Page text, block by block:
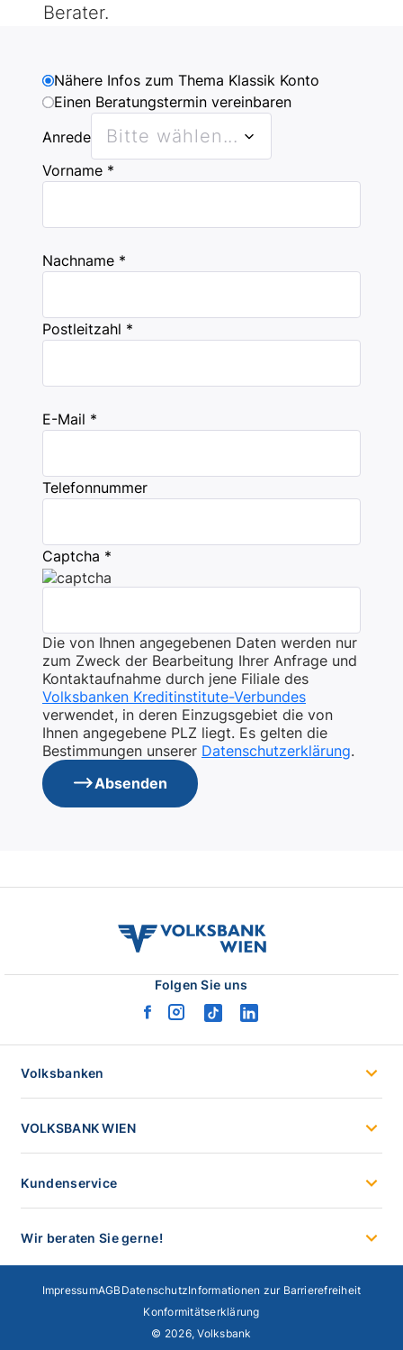
Berater.
Why
are
you
contacting
us?
Nähere Infos zum Thema Klassik Konto
Einen Beratungstermin vereinbaren
Anrede
Bitte wählen...
Vorname *
Nachname *
Postleitzahl *
E-Mail *
Telefonnummer
Captcha *
Die von Ihnen angegebenen Daten werden nur
zum Zweck der Bearbeitung Ihrer Anfrage und
Kontaktaufnahme durch jene Filiale des
Volksbanken Kreditinstitute-Verbundes
verwendet, in deren Einzugsgebiet die von
Ihnen angegebene PLZ liegt. Es gelten die
Bestimmungen unserer Datenschutzerklärung.
Absenden
volksbank
wien
Folgen Sie uns
facebook
instagram
tiktoklinkedin
Volksbanken
VOLKSBANK WIEN
Kundenservice
Wir beraten Sie gerne!
ImpressumAGB DatenschutzInformationen zur Barrierefreiheit
Konformitätserklärung
© 2026, Volksbank